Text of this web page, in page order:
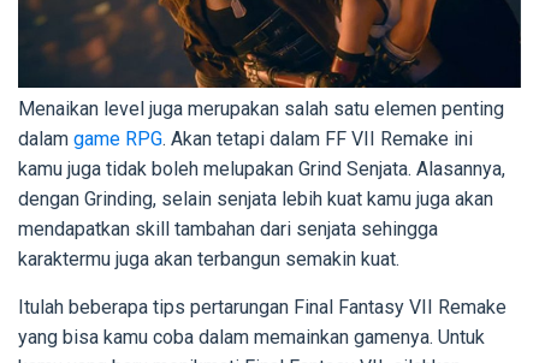
Menaikan level juga merupakan salah satu elemen penting
dalam game RPG. Akan tetapi dalam FF VII Remake ini
kamu juga tidak boleh melupakan Grind Senjata. Alasannya,
dengan Grinding, selain senjata lebih kuat kamu juga akan
mendapatkan skill tambahan dari senjata sehingga
karaktermu juga akan terbangun semakin kuat.
Itulah beberapa tips pertarungan Final Fantasy VII Remake
yang bisa kamu coba dalam memainkan gamenya. Untuk